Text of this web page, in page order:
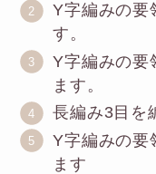
Y字編みの要
す。
Y字編みの要
ます。
長編み3目を
Y字編みの要
ます